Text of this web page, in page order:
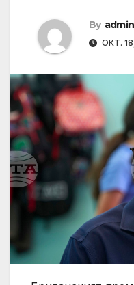
By admin
ОКТ.